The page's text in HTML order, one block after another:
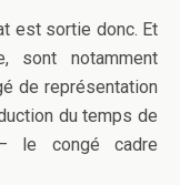
est sortie donc. Et
sont notamment
de représentation
du temps de
le congé cadre